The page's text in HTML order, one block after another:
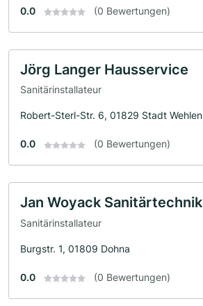
0.0 (0 Bewertungen)
Jörg Langer Hausservice
Sanitärinstallateur
Robert-Sterl-Str. 6, 01829 Stadt Wehlen
0.0 (0 Bewertungen)
Jan Woyack Sanitärtechnik
Sanitärinstallateur
Burgstr. 1, 01809 Dohna
0.0 (0 Bewertungen)